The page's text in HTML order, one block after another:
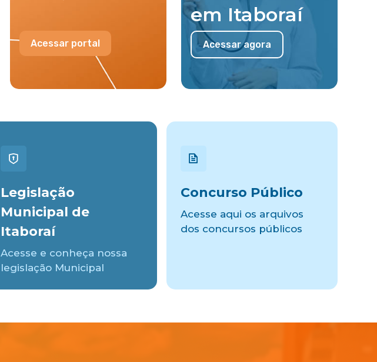
Acessar portal
em Itaboraí
Acessar agora
Legislação
Municipal de
Itaboraí
Acesse e conheça nossa
legislação Municipal
Concurso Público
Acesse aqui os arquivos
dos concursos públicos